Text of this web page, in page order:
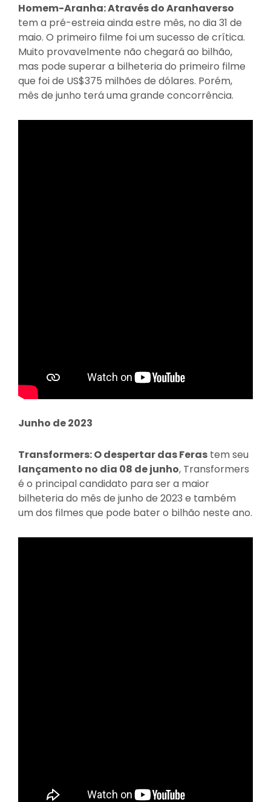
Homem-Aranha: Através do Aranhaverso
tem a pré-estreia ainda estre mês, no dia 31 de
maio. O primeiro filme foi um sucesso de crítica.
Muito provavelmente não chegará ao bilhão,
mas pode superar a bilheteria do primeiro filme
que foi de US$375 milhões de dólares. Porém,
mês de junho terá uma grande concorrência.
Junho de 2023
Transformers: O despertar das Feras tem seu
lançamento no dia 08 de junho, Transformers
é o principal candidato para ser a maior
bilheteria do mês de junho de 2023 e também
um dos filmes que pode bater o bilhão neste ano.